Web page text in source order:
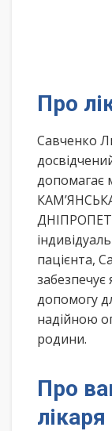
Про
Савченко
допомагає
пацієнта,
забезпечує
допомогу
надійною
родини.
Про
лікаря